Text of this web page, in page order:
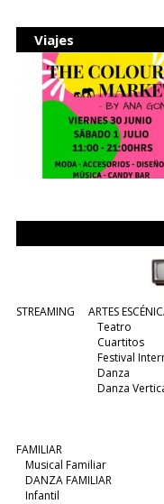
Viajes
STREAMING
ARTES
Teatro
Cuartitos
Festival
Danza
Danza
FAMILIAR
Musical Familiar
DANZA FAMILIAR
Infantil